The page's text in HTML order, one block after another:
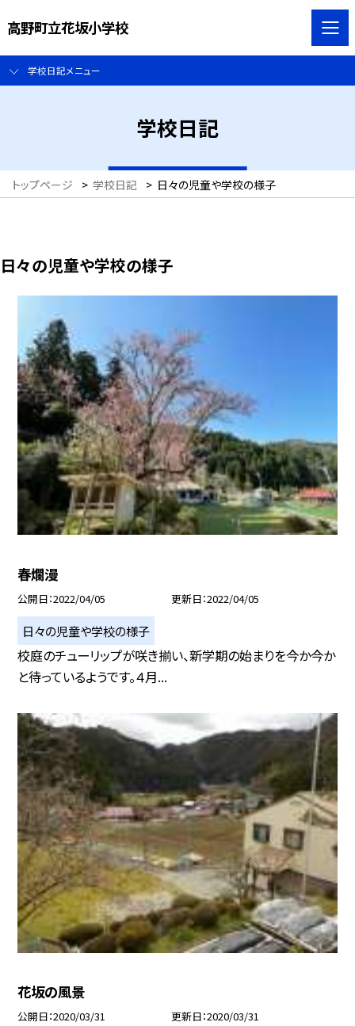
高野町立花坂小学校
学校日記メニュー
学校日記
トップページ > 学校日記 > 日々の児童や学校の様子
日々の児童や学校の様子
春爛漫
公開日 2022/04/05 更新日 2022/04/05
日々の児童や学校の様子
校庭のチューリップが咲き揃い、新学期の始まりを今か今か
と待っているようです。４月...
花坂の風景
公開日 2020/03/31 更新日 2020/03/31